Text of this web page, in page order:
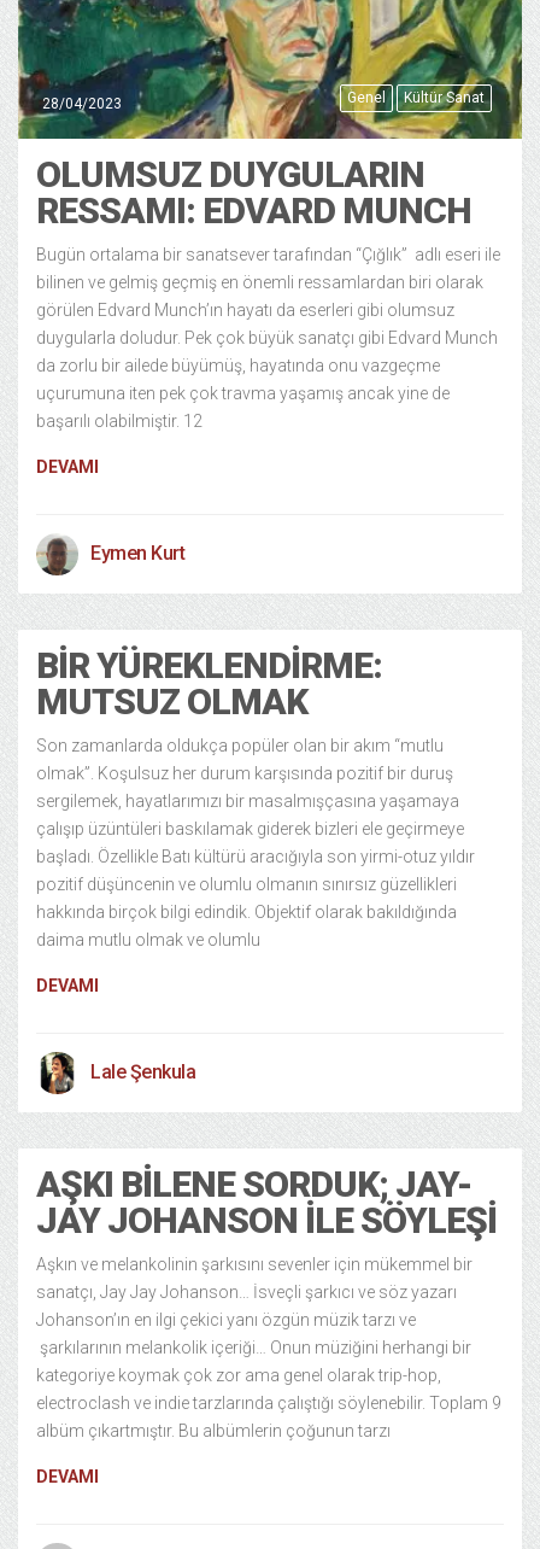
Genel Kültür Sanat
28/04/2023
OLUMSUZ DUYGULARIN
RESSAMI: EDVARD MUNCH
Bugün ortalama bir sanatsever tarafından “Çığlık” adlı eseri ile
bilinen ve gelmiş geçmiş en önemli ressamlardan biri olarak
görülen Edvard Munch’ın hayatı da eserleri gibi olumsuz
duygularla doludur. Pek çok büyük sanatçı gibi Edvard Munch
da zorlu bir ailede büyümüş, hayatında onu vazgeçme
uçurumuna iten pek çok travma yaşamış ancak yine de
başarılı olabilmiştir. 12
DEVAMI
Eymen Kurt
BIR YÜREKLENDIRME:
MUTSUZ OLMAK
Son zamanlarda oldukça popüler olan bir akım “mutlu
olmak”. Koşulsuz her durum karşısında pozitif bir duruş
sergilemek, hayatlarımızı bir masalmışçasına yaşamaya
çalışıp üzüntüleri baskılamak giderek bizleri ele geçirmeye
başladı. Özellikle Batı kültürü aracığıyla son yirmi-otuz yıldır
pozitif düşüncenin ve olumlu olmanın sınırsız güzellikleri
hakkında birçok bilgi edindik. Objektif olarak bakıldığında
daima mutlu olmak ve olumlu
DEVAMI
Lale Şenkula
AŞKI BILENE SORDUK; JAY-
JAY JOHANSON ILE SÖYLEŞI
Aşkın ve melankolinin şarkısını sevenler için mükemmel bir
sanatçı, Jay Jay Johanson… İsveçli şarkıcı ve söz yazarı
Johanson’ın en ilgi çekici yanı özgün müzik tarzı ve
şarkılarının melankolik içeriği… Onun müziğini herhangi bir
kategoriye koymak çok zor ama genel olarak trip-hop,
electroclash ve indie tarzlarında çalıştığı söylenebilir. Toplam 9
albüm çıkartmıştır. Bu albümlerin çoğunun tarzı
DEVAMI